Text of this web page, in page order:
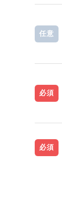
任意
必須
必須